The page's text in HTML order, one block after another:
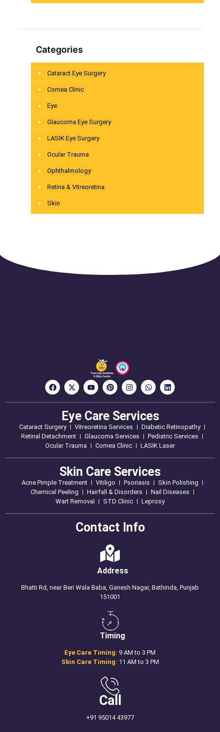
Categories
Cataract Eye Surgery
Cornea Clinic
Eye
Glaucoma Eye Surgery
LASIK Eye Surgery
Ocular Trauma
Ophthalmology
Retina & Vitreoretina
Skin
Eye Care Services
Cataract Surgery Vitreoretina Services
Diabetic Retinopathy
Retinal Detachment
Glaucoma Services
Pediatric Services
Ocular Trauma
Cornea Clinic LASIK Laser
Skin Care Services
Acne Pimple Treatment Vitiligo Psoriasis
Skin Polishing
Chemical Peeling
Hairfall & Disorders
Nail Diseases
Wart Removal
STD Clinic Leprosy
Contact Info
Address
Bhatti Rd, near Beri Wala Baba, Ganesh Nagar, Bathinda, Punjab
151001
Timing
Eye Care Timing: 9 AM to 3 PM
Skin Care Timing: 11 AM to 3 PM
Call
+91 95014 43977